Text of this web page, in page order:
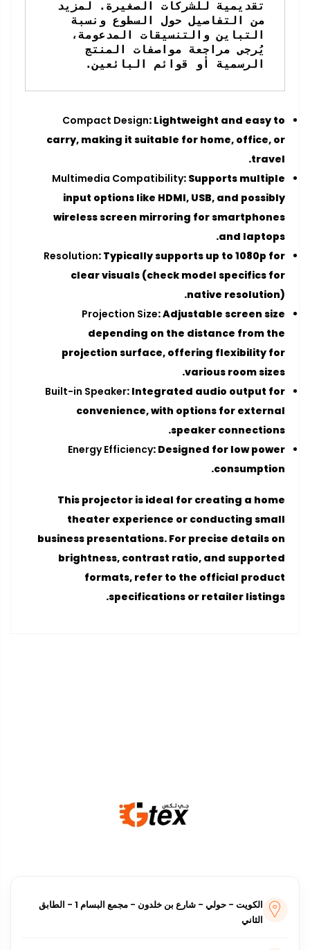
الرسمية أو قوائم البائعين.
Compact Design: Lightweight and easy to
carry, making it suitable for home, office, or
travel.
Multimedia Compatibility: Supports multiple
input options like HDMI, USB, and possibly
wireless screen mirroring for smartphones
and laptops.
Resolution: Typically supports up to 1080p for
clear visuals (check model specifics for
native resolution).
Projection Size: Adjustable screen size
depending on the distance from the
projection surface, offering flexibility for
various room sizes.
Built-in Speaker: Integrated audio output for
convenience, with options for external
speaker connections.
Energy Efficiency: Designed for low power
consumption.
This projector is ideal for creating a home
theater experience or conducting small
business presentations. For precise details on
brightness, contrast ratio, and supported
formats, refer to the official product
specifications or retailer listings.
الكويت - حولي - شارع بن خلدون - مجمع البسام 1 - الطابق
الثاني